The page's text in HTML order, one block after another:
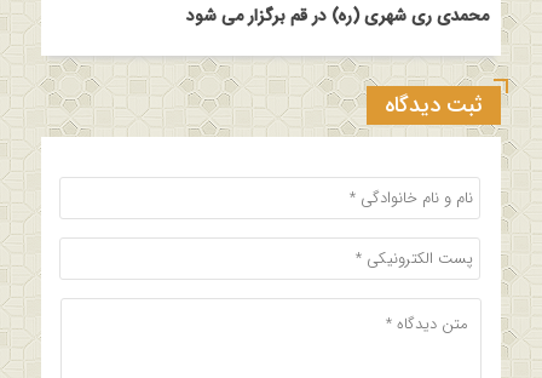
محمدی ری شهری (ره) در قم برگزار می شود
ثبت دیدگاه